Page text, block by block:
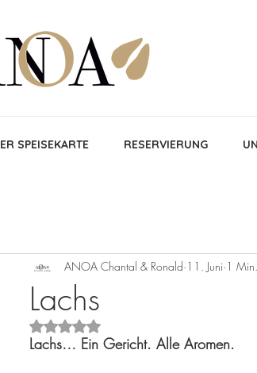
SPEISEKARTE RESERVIERUNG
Lachs
ANOA Chantal & Ronald 11. Juni 1
Mit NaN von 5 Sternen bewertet.
Lachs… Ein Gericht. Alle Aromen.